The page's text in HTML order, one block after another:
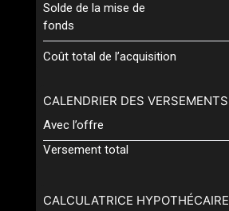
CALCULATRICE HYPOTHÉCAIRE
Solde de la mise de
fonds
Coût total de l’acquisition
CALENDRIER DES VERSEMENTS
Avec l’offre
Versement total